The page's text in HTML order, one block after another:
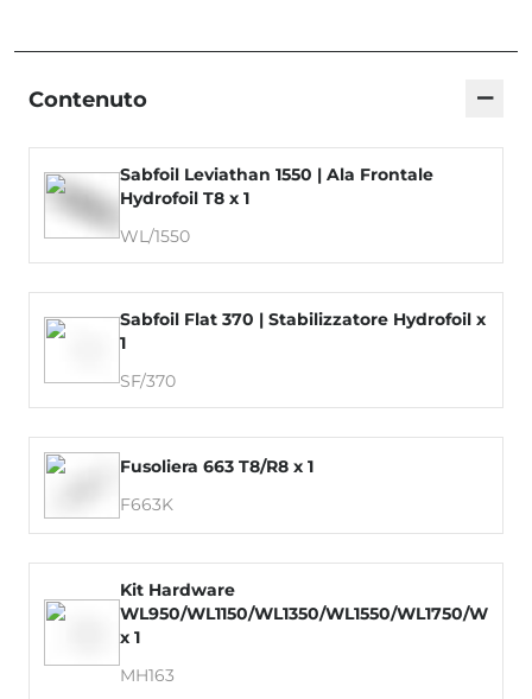
Contenuto −
Sabfoil Leviathan 1550 | Ala Frontale
Hydrofoil T8 x 1
WL/1550
Sabfoil Flat 370 | Stabilizzatore Hydrofoil x
1
SF/370
Fusoliera 663 T8/R8 x 1
F663K
Kit Hardware
WL950/WL1150/WL1350/WL1550/WL1750/
x 1
MH163